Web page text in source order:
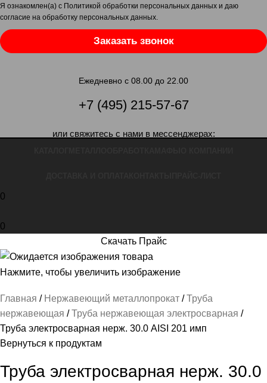
Я ознакомлен(а) с Политикой обработки персональных данных и даю
согласие на обработку персональных данных
Заказать звонок
Ежедневно с 08.00 до 22.00
+7 (495) 215-57-67
или свяжитесь с нами в мессенджерах:
0
0
Скачать Прайс
Нажмите, чтобы увеличить изображение
Главная Нержавеющий металлопрокат
Труба
нержавеющая
Труба нержавеющая электросварная
Труба электросварная нерж. 30.0 AISI 201 имп
Вернуться к продуктам
Труба электросварная нерж. 30.0